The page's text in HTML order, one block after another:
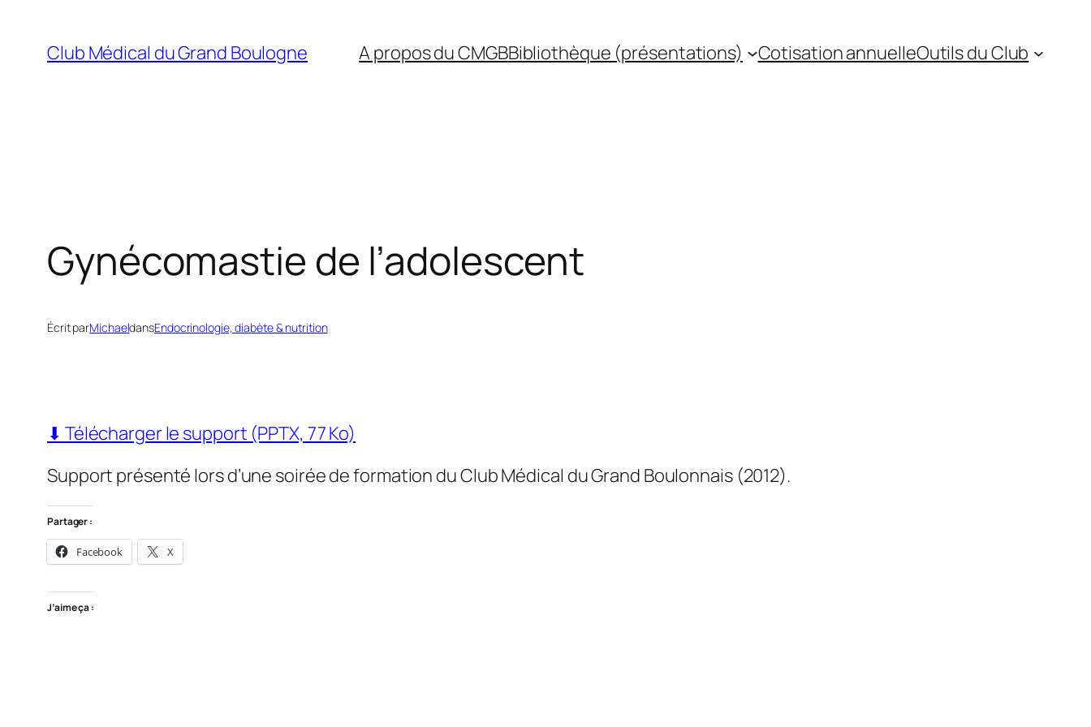
contenu
Club Médical du Grand Boulogne A propos du CMGBBibliothèque (présentations) Cotisation annuelleOutils du Club
Gynécomastie de l’adolescent
Écrit parMichaeldansEndocrinologie, diabète & nutrition
⬇ Télécharger le support (PPTX, 77 Ko)
Support présenté lors d’une soirée de formation du Club Médical du Grand Boulonnais (2012).
Partager :
Facebook X
J’aime ça :